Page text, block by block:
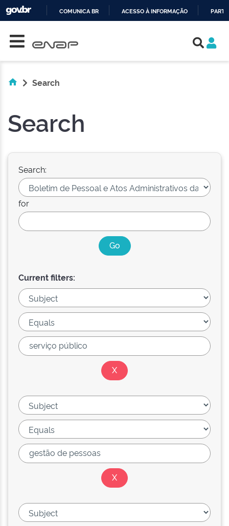
COMUNICA BR ACESSO À INFORMAÇÃO
Search
Search
Search:
for
Current filters: